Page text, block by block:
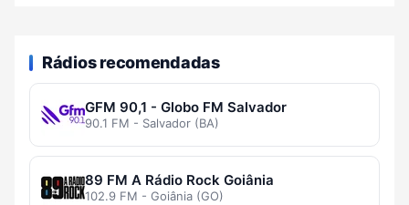
Rádios recomendadas
GFM 90,1 - Globo FM Salvador
90.1 FM - Salvador (BA)
89 FM A Rádio Rock Goiânia
102.9 FM - Goiânia (GO)